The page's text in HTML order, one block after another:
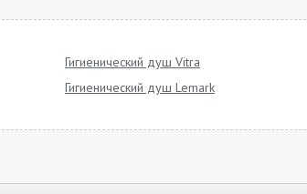
Гигиенический душ Vitra
Гигиенический душ Lemark